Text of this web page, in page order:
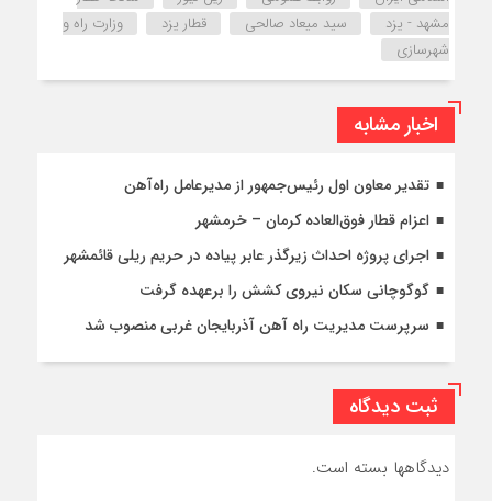
مشهد - یزد
سید میعاد صالحی قطار یزد
وزارت راه و
شهرسازی
اخبار مشابه
تقدیر معاون اول رئیس‌جمهور از مدیرعامل راه‌آهن
اعزام قطار فوق‌العاده کرمان – خرمشهر
اجرای پروژه احداث زیرگذر عابر پیاده در حریم ریلی قائمشهر
گوگوچانی سکان نیروی کشش را برعهده گرفت
سرپرست مدیریت راه آهن آذربایجان غربی منصوب شد
ثبت دیدگاه
دیدگاهها بسته است.